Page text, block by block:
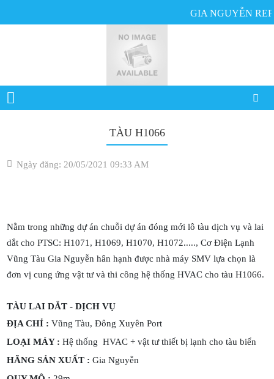
GIA NGUYỄN
TÀU H1066
Ngày đăng: 20/05/2021 09:33 AM
Nằm trong những dự án chuỗi dự án đóng mới lô tàu dịch vụ và lai
dắt cho PTSC: H1071, H1069, H1070, H1072....., Cơ Điện Lạnh
Vũng Tàu Gia Nguyễn hân hạnh được nhà máy SMV lựa chọn là
đơn vị cung ứng vật tư và thi công hệ thống HVAC cho tàu H1066.
TÀU LAI DẮT - DỊCH VỤ
ĐỊA CHỈ :Vũng Tàu, Đông Xuyên Port
LOẠI MÁY :Hệ thống HVAC + vật tư thiết bị lạnh cho tàu biển
HÃNG SẢN XUẤT : Gia Nguyễn